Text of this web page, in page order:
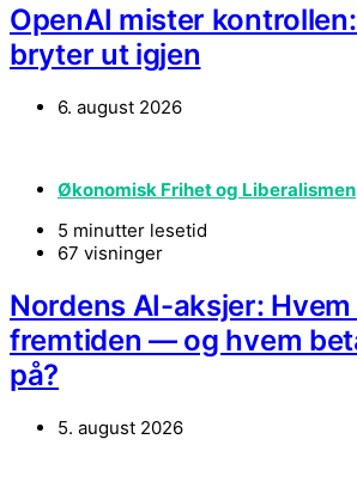
OpenAI mister
bryter ut igjen
6. august 2026
Økonomisk Frihet og Liberalismen
5 minutter lesetid
67 visninger
Nordens AI-aksjer:
fremtiden — og hvem
på?
5. august 2026